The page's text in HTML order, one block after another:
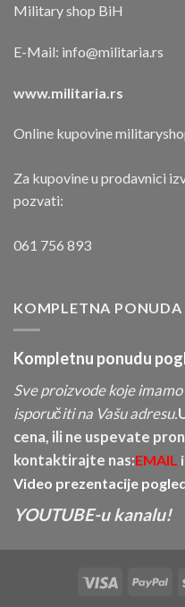
Military shop BiH
E-Mail: info@militaria.rs
www.militaria.rs
Online kupovine
Za kupovine u prodavnici
pozvati:
061 756 893
KOMPLETNA PONUDA
Kompletnu ponudu
Sve proizvode koje
isporučiti na Vašu adresu.
cena, ili ne uspevate
kontaktirajte nas:EMAIL
Video prezentacije
YOUTUBE-u kanalu!